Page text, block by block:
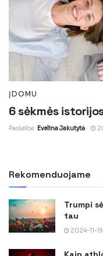
ĮDOMU
6 sėkmės
Paskelbė Evelina Jakutytė
Rekomenduojame
Trumpi
tau
2024-11-19